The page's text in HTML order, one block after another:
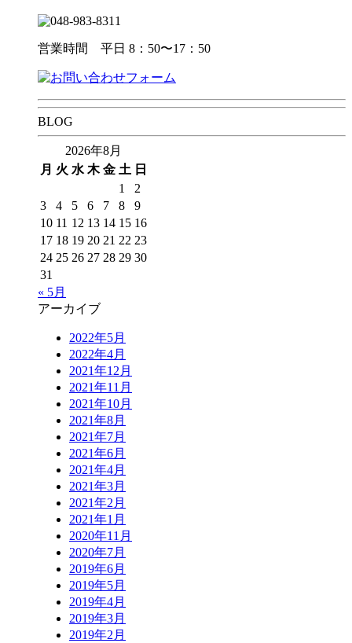
営業時間 平日 8：50〜17：50
BLOG
2026年8月
月 火 水 木 金 土 日
1
2
3
4 5 6 7 8
9
10 11 12 13 14 15 16
17 18 19 20 21 22 23
24 25 26 27 28 29 30
31
« 5月
アーカイブ
2022年5月
2022年4月
2021年12月
2021年11月
2021年10月
2021年8月
2021年7月
2021年6月
2021年4月
2021年3月
2021年2月
2021年1月
2020年11月
2020年7月
2019年6月
2019年5月
2019年4月
2019年3月
2019年2月